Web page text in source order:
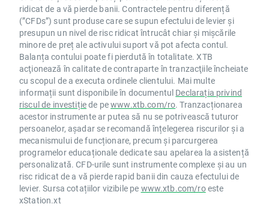
ridicat de a vă pierde banii. Contractele pentru diferență
(”CFDs”) sunt produse care se supun efectului de levier și
presupun un nivel de risc ridicat întrucât chiar și mișcările
minore de preț ale activului suport vă pot afecta contul.
Balanța contului poate fi pierdută în totalitate. XTB
acţionează în calitate de contraparte în tranzacţiile încheiate
cu scopul de a executa ordinele clientului. Mai multe
informații sunt disponibile în documentul Declarația privind
riscul de investițiede pewww.xtb.com/ro. Tranzacționarea
acestor instrumente ar putea să nu se potrivească tuturor
persoanelor, așadar se recomandă înțelegerea riscurilor și a
mecanismului de funcționare, precum și parcurgerea
programelor educaționale dedicate sau apelarea la asistență
personalizată. CFD-urile sunt instrumente complexe și au un
risc ridicat de a vă pierde rapid banii din cauza efectului de
levier. Sursa cotațiilor vizibile pe www.xtb.com/roeste
xStation.xt